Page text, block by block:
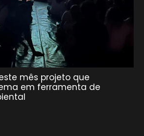
mês projeto que
em ferramenta de